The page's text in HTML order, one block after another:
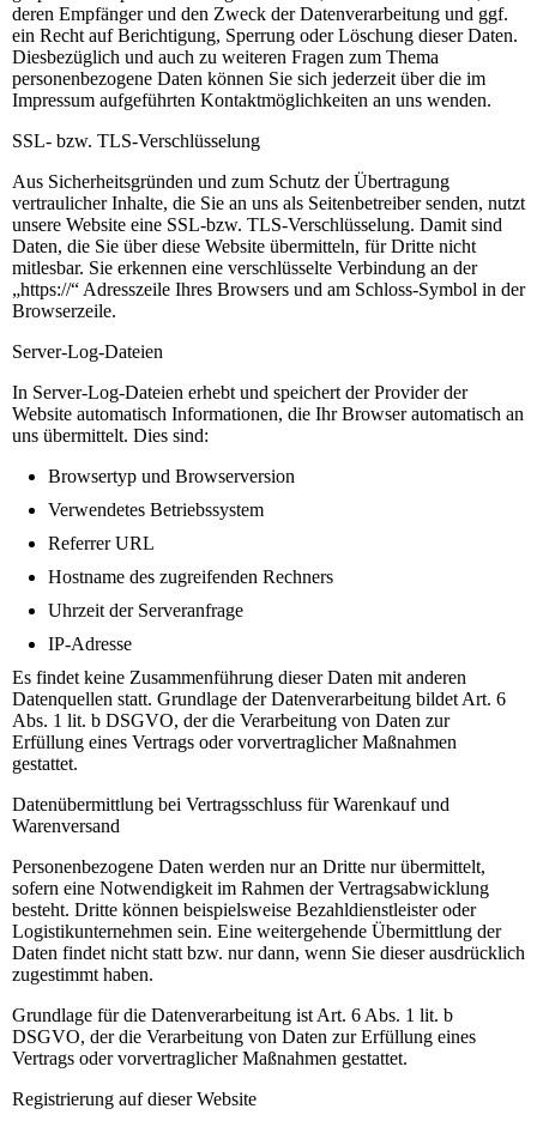
deren Empfänger und den Zweck der Datenverarbeitung und ggf.
ein Recht auf Berichtigung, Sperrung oder Löschung dieser Daten.
Diesbezüglich und auch zu weiteren Fragen zum Thema
personenbezogene Daten können Sie sich jederzeit über die im
Impressum aufgeführten Kontaktmöglichkeiten an uns wenden.
SSL- bzw. TLS-Verschlüsselung
Aus Sicherheitsgründen und zum Schutz der Übertragung
vertraulicher Inhalte, die Sie an uns als Seitenbetreiber senden, nutzt
unsere Website eine SSL-bzw. TLS-Verschlüsselung. Damit sind
Daten, die Sie über diese Website übermitteln, für Dritte nicht
mitlesbar. Sie erkennen eine verschlüsselte Verbindung an der
„https://“ Adresszeile Ihres Browsers und am Schloss-Symbol in der
Browserzeile.
Server-Log-Dateien
In Server-Log-Dateien erhebt und speichert der Provider der
Website automatisch Informationen, die Ihr Browser automatisch an
uns übermittelt. Dies sind:
Browsertyp und Browserversion
Verwendetes Betriebssystem
Referrer URL
Hostname des zugreifenden Rechners
Uhrzeit der Serveranfrage
IP-Adresse
Es findet keine Zusammenführung dieser Daten mit anderen
Datenquellen statt. Grundlage der Datenverarbeitung bildet Art. 6
Abs. 1 lit. b DSGVO, der die Verarbeitung von Daten zur
Erfüllung eines Vertrags oder vorvertraglicher Maßnahmen
gestattet.
Datenübermittlung bei Vertragsschluss für Warenkauf und
Warenversand
Personenbezogene Daten werden nur an Dritte nur übermittelt,
sofern eine Notwendigkeit im Rahmen der Vertragsabwicklung
besteht. Dritte können beispielsweise Bezahldienstleister oder
Logistikunternehmen sein. Eine weitergehende Übermittlung der
Daten findet nicht statt bzw. nur dann, wenn Sie dieser ausdrücklich
zugestimmt haben.
Grundlage für die Datenverarbeitung ist Art. 6 Abs. 1 lit. b
DSGVO, der die Verarbeitung von Daten zur Erfüllung eines
Vertrags oder vorvertraglicher Maßnahmen gestattet.
Registrierung auf dieser Website